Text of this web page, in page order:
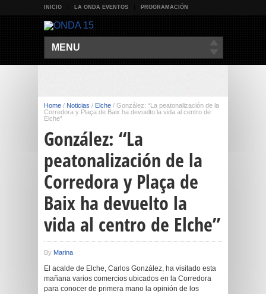
INICIO LA ONDA EVENTOS PROGRAMACIÓN
MENU
Home / Noticias / Elche / González: “La peatonalización de la
Corredora y Plaça de Baix ha devuelto la vida al centro de
Elche”
González: “La
peatonalización de la
Corredora y Plaça de
Baix ha devuelto la
vida al centro de Elche”
By Marina
El acalde de Elche, Carlos González, ha visitado esta
mañana varios comercios ubicados en la Corredora
para conocer de primera mano la opinión de los